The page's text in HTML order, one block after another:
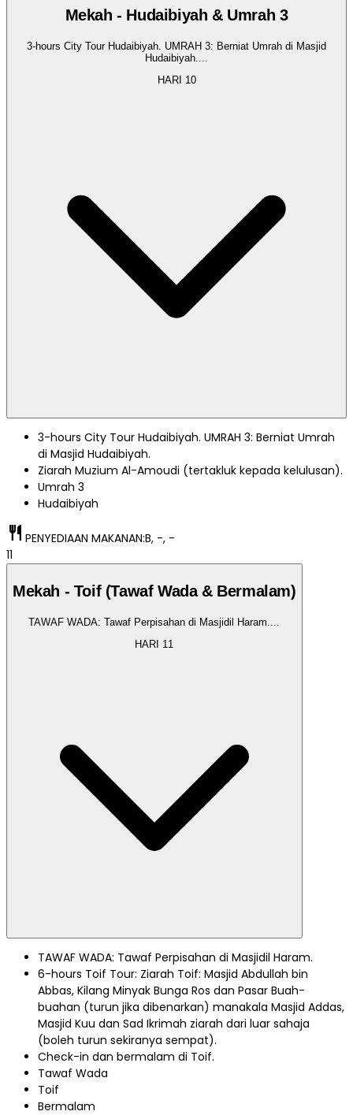
Mekah - Hudaibiyah & Umrah 3
3-hours City Tour Hudaibiyah. UMRAH 3: Berniat Umrah di Masjid
Hudaibiyah.
HARI 10
3-hours City Tour Hudaibiyah. UMRAH 3: Berniat Umrah
di Masjid Hudaibiyah.
Ziarah Muzium Al-Amoudi (tertakluk kepada kelulusan).
Umrah 3
Hudaibiyah
restaurant PENYEDIAAN MAKANAN:B, -, -
11
Mekah - Toif (Tawaf Wada & Bermalam)
TAWAF WADA: Tawaf Perpisahan di Masjidil Haram....
HARI 11
TAWAF WADA: Tawaf Perpisahan di Masjidil Haram.
6-hours Toif Tour: Ziarah Toif: Masjid Abdullah bin
Abbas, Kilang Minyak Bunga Ros dan Pasar Buah-
buahan (turun jika dibenarkan) manakala Masjid Addas,
Masjid Kuu dan Sad Ikrimah ziarah dari luar sahaja
(boleh turun sekiranya sempat).
Check-in dan bermalam di Toif.
Tawaf Wada
Toif
Bermalam